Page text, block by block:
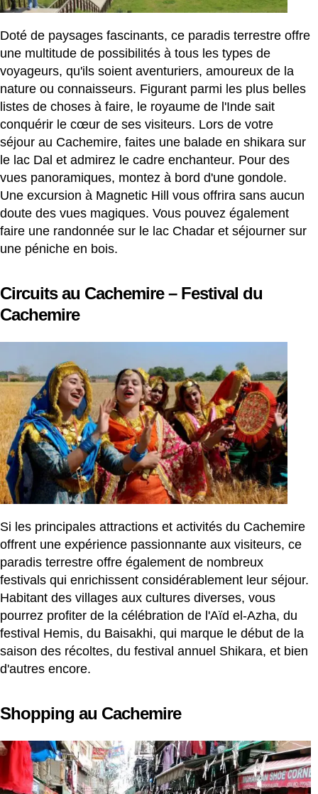
Doté de paysages fascinants, ce paradis terrestre offre
une multitude de possibilités à tous les types de
voyageurs, qu'ils soient aventuriers, amoureux de la
nature ou connaisseurs. Figurant parmi les plus belles
listes de choses à faire, le royaume de l'Inde sait
conquérir le cœur de ses visiteurs. Lors de votre
séjour au Cachemire, faites une balade en shikara sur
le lac Dal et admirez le cadre enchanteur. Pour des
vues panoramiques, montez à bord d'une gondole.
Une excursion à Magnetic Hill vous offrira sans aucun
doute des vues magiques. Vous pouvez également
faire une randonnée sur le lac Chadar et séjourner sur
une péniche en bois.
Circuits au Cachemire – Festival du
Cachemire
Si les principales attractions et activités du Cachemire
offrent une expérience passionnante aux visiteurs, ce
paradis terrestre offre également de nombreux
festivals qui enrichissent considérablement leur séjour.
Habitant des villages aux cultures diverses, vous
pourrez profiter de la célébration de l'Aïd el-Azha, du
festival Hemis, du Baisakhi, qui marque le début de la
saison des récoltes, du festival annuel Shikara, et bien
d'autres encore.
Shopping au Cachemire